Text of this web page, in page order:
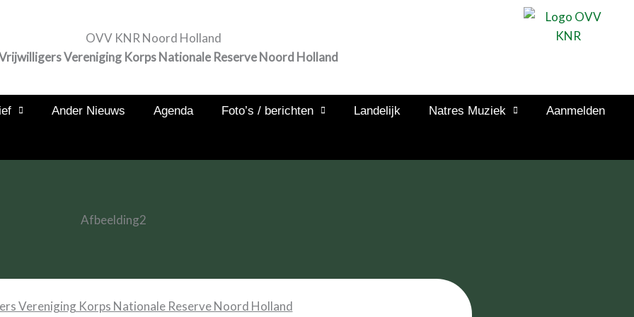
OVV KNR Noord Holland
Vereniging Korps Nationale Reserve Noord Holland
Ander Nieuws Agenda Foto’s / berichten Landelijk Natres Muziek Aanmelden
Vereniging Korps Nationale Reserve Noord Holland